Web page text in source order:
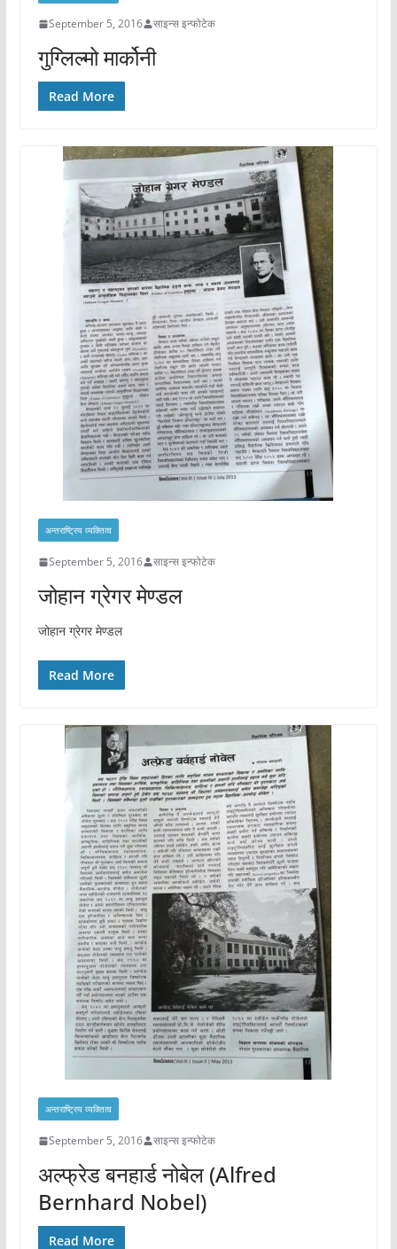
September 5, 2016 साइन्स इन्फोटेक
गुग्लिल्मो मार्कोनी
Read More
अन्तराष्ट्रिय व्यक्तित्व
September 5, 2016 साइन्स इन्फोटेक
जोहान ग्रेगर मेण्डल
जोहान ग्रेगर मेण्डल
Read More
अन्तराष्ट्रिय व्यक्तित्व
September 5, 2016 साइन्स इन्फोटेक
अल्फ्रेड बनहार्ड नोबेल (Alfred
Bernhard Nobel)
Read More